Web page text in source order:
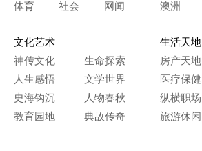
体育
社会 网闻
澳洲
文化艺术
神传文化
生命探索
人生感悟
文学世界
史海钩沉
人物春秋
教育园地
典故传奇
生活天地
房产天地
医疗保健
纵横职场
旅游休闲